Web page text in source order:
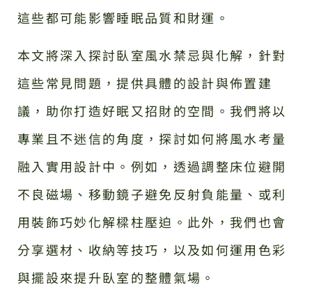
這些都可能影響睡眠品質和財運。
本文將深入探討臥室風水禁忌與化解，針對
這些常見問題，提供具體的設計與佈置建
議，助你打造好眠又招財的空間。我們將以
專業且不迷信的角度，探討如何將風水考量
融入實用設計中。例如，透過調整床位避開
不良磁場、移動鏡子避免反射負能量、或利
用裝飾巧妙化解樑柱壓迫。此外，我們也會
分享選材、收納等技巧，以及如何運用色彩
與擺設來提升臥室的整體氣場。